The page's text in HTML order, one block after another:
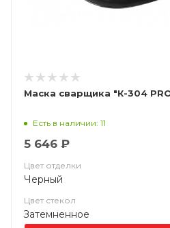
Маска сварщика "К-304
Есть в наличии: 11
5 646 ₽
Цвет отделки
Черный
Цвет стекол
Затемненное